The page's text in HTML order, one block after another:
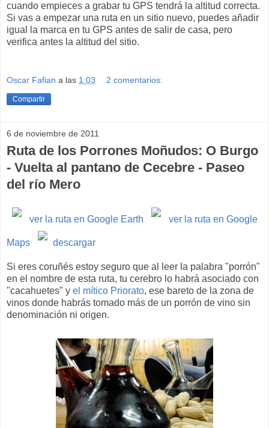
cuando empieces a grabar tu GPS tendrá la altitud correcta.
Si vas a empezar una ruta en un sitio nuevo, puedes añadir
igual la marca en tu GPS antes de salir de casa, pero
verifica antes la altitud del sitio.
Oscar Fafian a las 1:03 2 comentarios:
Compartir
6 de noviembre de 2011
Ruta de los Porrones Moñudos: O Burgo
- Vuelta al pantano de Cecebre - Paseo
del río Mero
ver la ruta en Google Earth ver la ruta en Google
Maps descargar
Si eres coruñés estoy seguro que al leer la palabra "porrón"
en el nombre de esta ruta, tu cerebro lo habrá asociado con
"cacahuetes" y el mítico Priorato, ese bareto de la zona de
vinos donde habrás tomado más de un porrón de vino sin
denominación ni origen.